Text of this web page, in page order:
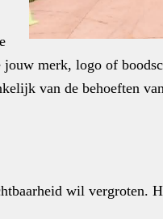
jouw merk, logo of
van de behoeften
wil vergroten.